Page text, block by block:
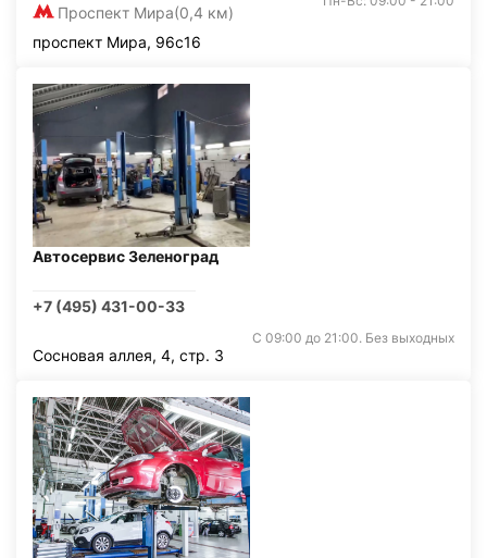
Проспект Мира(0,4 км)
проспект Мира, 96с16
Автосервис Зеленоград
+7 (495) 431-00-33
С 09:00 до 21:00. Без выходных
Сосновая аллея, 4, стр. 3